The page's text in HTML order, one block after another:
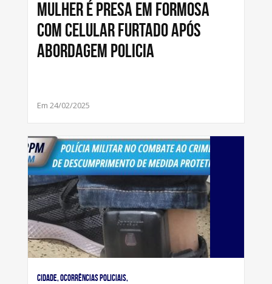
Mulher é presa em Formosa
com celular furtado após
abordagem policia
Em 24/02/2025
Cidade, Ocorrências Policiais,